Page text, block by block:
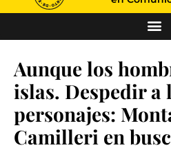
Aunque los
islas. Despedir a
personajes:
Camilleri en